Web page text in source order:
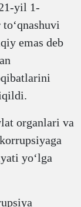
yil 1-
emas deb
organlari va
yoʻlga